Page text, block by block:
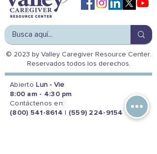
© 2023 by Valley Caregiver Resource Center.
Reservados todos los derechos.
Abierto Lun - Vie
8:00 am - 4:30 pm
Contáctenos en:
(800) 541-8614
(559) 224-9154